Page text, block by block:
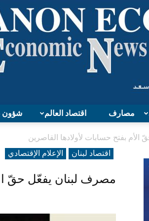
Lebanon
شؤون اقتصاد العالم مصارف
بفتح حسابات لأولادها القاصرين
اقتصاد لبنان
الإعلام الإقتصادي
مصرف لبنان يفعّل حقّ